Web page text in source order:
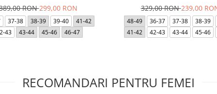
RON299,00 RON
37-38 38-39 39-40
41-42
43
43-44 45-46 46-47
329,00 RON239,00
48-49 36-37 37-38
38-39
41-42
42-43 43-44 45-46
RECOMANDARI PENTRU FEMEI